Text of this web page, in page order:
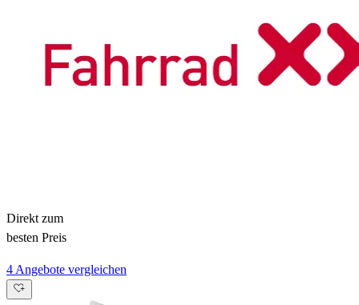
Direkt zum
besten Preis
4 Angebote vergleichen